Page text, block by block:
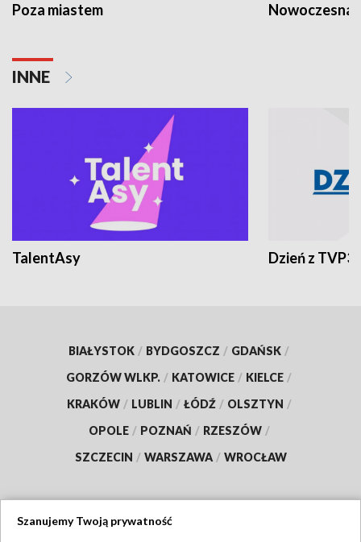
Poza miastem Nowoczesna
INNE
TalentAsy Dzień z TVP3
BIAŁYSTOK / BYDGOSZCZ / GDAŃSK /
GORZÓW WLKP. / KATOWICE / KIELCE /
KRAKÓW / LUBLIN / ŁÓDŹ / OLSZTYN /
OPOLE / POZNAŃ / RZESZÓW /
SZCZECIN / WARSZAWA / WROCŁAW
Szanujemy Twoją prywatność